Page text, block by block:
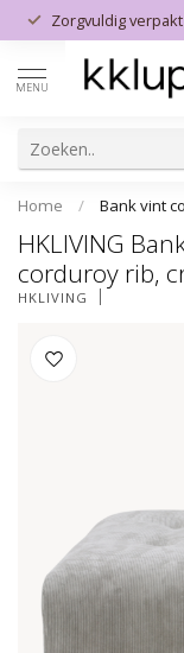
Zorgvuldig
MENU
Home / Bank vint
HKLIVING
corduroy rib,
HKLIVING